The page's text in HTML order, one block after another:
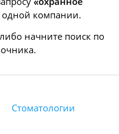
компании.
начните поиск по
Стоматологии